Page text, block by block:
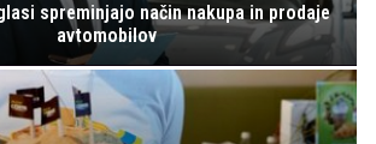
spreminjajo način nakupa in prodaje
avtomobilov